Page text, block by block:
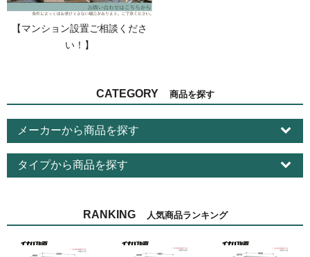
【マンション設置ご相談くださ
い！】
CATEGORY 商品を探す
メーカーから商品を探す
タイプから商品を探す
RANKING 人気商品ランキング